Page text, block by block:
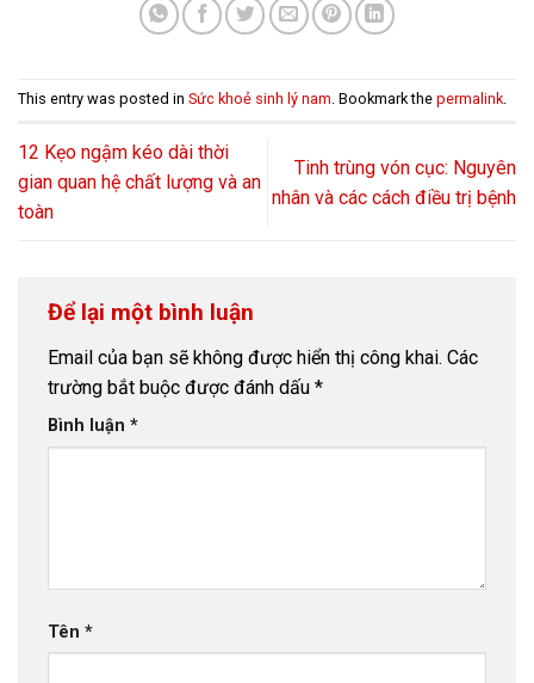
This entry was posted in Sức khoẻ sinh lý nam. Bookmark the permalink.
12 Kẹo ngậm kéo dài thời
gian quan hệ chất lượng và an
toàn
Tinh trùng vón cục: Nguyên
nhân và các cách điều trị bệnh
Để lại một bình luận
Email của bạn sẽ không được hiển thị công khai. Các
trường bắt buộc được đánh dấu *
Bình luận *
Tên *